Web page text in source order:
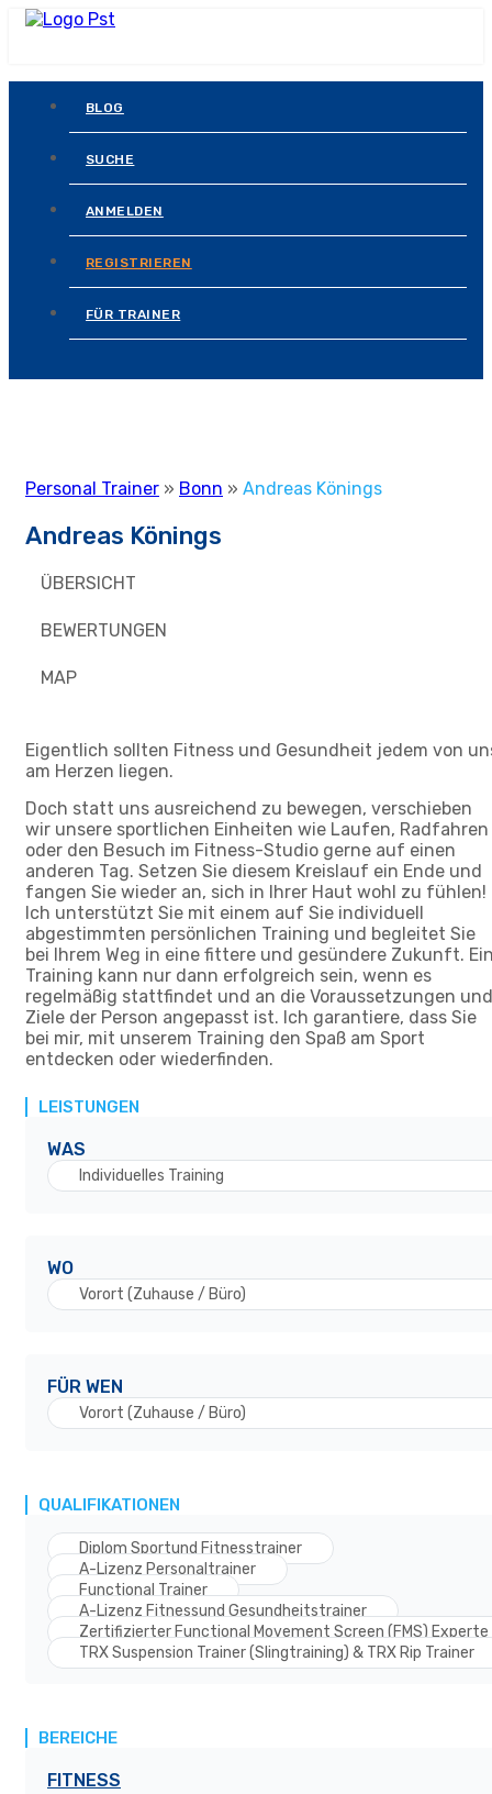
BLOG
SUCHE
ANMELDEN
REGISTRIEREN
FÜR TRAINER
Personal Trainer » Bonn » Andreas Könings
Andreas Könings
ÜBERSICHT
BEWERTUNGEN
MAP
Eigentlich sollten Fitness und Gesundheit jedem von
am Herzen liegen.
Doch statt uns ausreichend zu bewegen, verschieben
wir unsere sportlichen Einheiten wie Laufen, Radfahren
oder den Besuch im Fitness-Studio gerne auf einen
anderen Tag. Setzen Sie diesem Kreislauf ein Ende und
fangen Sie wieder an, sich in Ihrer Haut wohl zu fühlen!
Ich unterstützt Sie mit einem auf Sie individuell
abgestimmten persönlichen Training und begleitet Sie
bei Ihrem Weg in eine fittere und gesündere Zukunft.
Training kann nur dann erfolgreich sein, wenn es
regelmäßig stattfindet und an die Voraussetzungen und
Ziele der Person angepasst ist. Ich garantiere, dass Sie
bei mir, mit unserem Training den Spaß am Sport
entdecken oder wiederfinden.
LEISTUNGEN
WAS
Individuelles Training
WO
Vorort (Zuhause / Büro)
FÜR WEN
Vorort (Zuhause / Büro)
QUALIFIKATIONEN
Diplom Sportund Fitnesstrainer
A-Lizenz Personaltrainer
Functional Trainer
A-Lizenz Fitnessund Gesundheitstrainer
Zertifizierter Functional Movement Screen (FMS) Experte
TRX Suspension Trainer (Slingtraining) & TRX Rip Trainer
BEREICHE
FITNESS